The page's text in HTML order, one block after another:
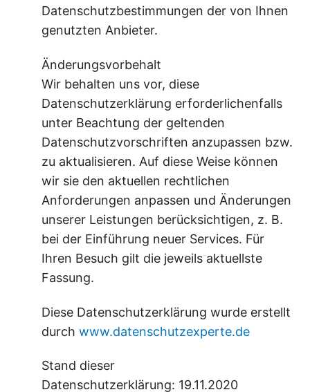
Datenschutzbestimmungen der von Ihnen
genutzten Anbieter.
Änderungsvorbehalt
Wir behalten uns vor, diese
Datenschutzerklärung erforderlichenfalls
unter Beachtung der geltenden
Datenschutzvorschriften anzupassen bzw.
zu aktualisieren. Auf diese Weise können
wir sie den aktuellen rechtlichen
Anforderungen anpassen und Änderungen
unserer Leistungen berücksichtigen, z. B.
bei der Einführung neuer Services. Für
Ihren Besuch gilt die jeweils aktuellste
Fassung.
Diese Datenschutzerklärung wurde erstellt
durch www.datenschutzexperte.de
Stand dieser
Datenschutzerklärung: 19.11.2020